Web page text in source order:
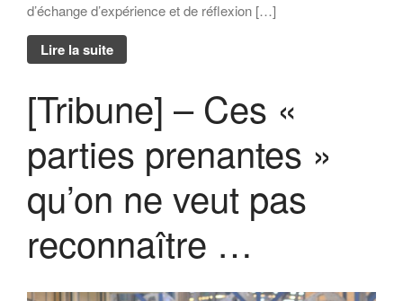
d’échange d’expérience et de réflexion […]
Lire la suite
[Tribune] – Ces «
parties prenantes »
qu’on ne veut pas
reconnaître …